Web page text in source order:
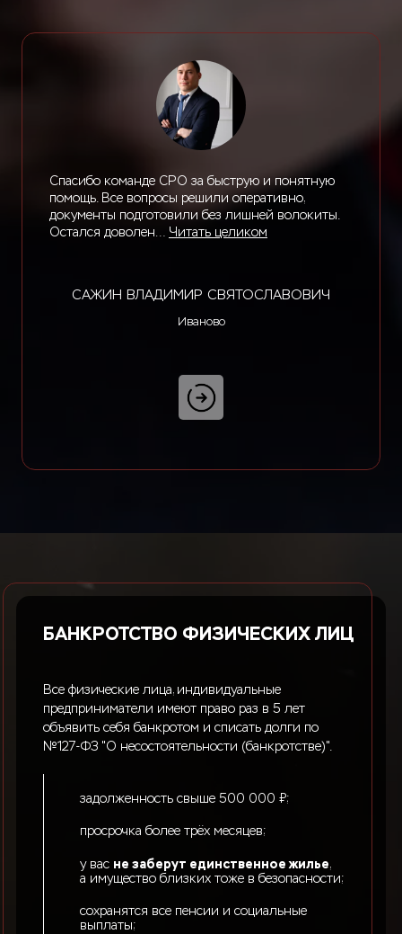
Спасибо команде СРО за быструю и понятную
помощь. Все вопросы решили оперативно,
документы подготовили без лишней волокиты.
Остался доволен… Читать целиком
САЖИН ВЛАДИМИР СВЯТОСЛАВОВИЧ
Иваново
БАНКРОТСТВО ФИЗИЧЕСКИХ ЛИЦ
Все физические лица, индивидуальные
предприниматели имеют право раз в 5 лет
объявить себя банкротом и списать долги по
№127-ФЗ "О несостоятельности (банкротстве)".
задолженность свыше 500 000 ₽;
просрочка более трёх месяцев;
у вас не заберут единственное жилье
а имущество близких тоже в безопасности;
сохранятся все пенсии и социальные
выплаты;